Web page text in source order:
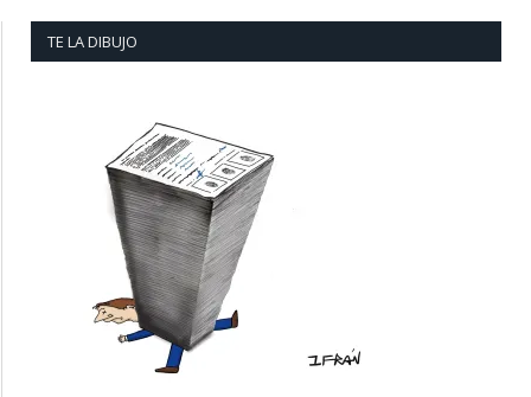
TE LA DIBUJO